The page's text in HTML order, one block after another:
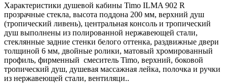
Характеристики душевой кабины Timo ILMA 902 R
прозрачные стекла, высота поддона 200 мм, верхний душ
(тропический ливень), центральная консоль и тропический
душ выполнены из полированной нержавеющей стали,
стеклянные задние стенки белого оттенка, раздвижные двери
толщиной 6 мм, двойные ролики, матовый хромированный
профиль, фирменный смеситель Timo, верхний, боковой
тропический душ, душевая массажная лейка, полочка и ручки
из нержавеющей стали, вентиляци..